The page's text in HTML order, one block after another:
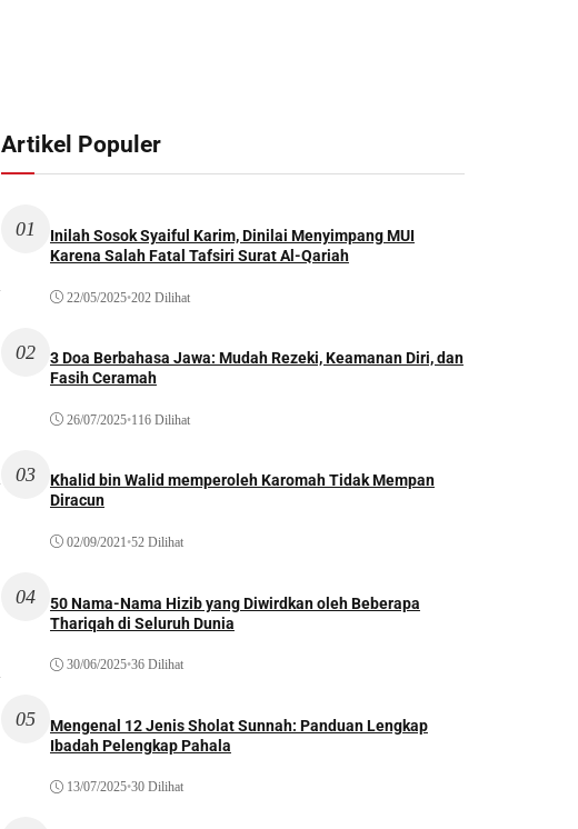
Artikel Populer
01
Inilah Sosok Syaiful Karim, Dinilai Menyimpang MUI
Karena Salah Fatal Tafsiri Surat Al-Qariah
22/05/2025•202 Dilihat
02
3 Doa Berbahasa Jawa: Mudah Rezeki, Keamanan Diri, dan
Fasih Ceramah
26/07/2025•116 Dilihat
03
Khalid bin Walid memperoleh Karomah Tidak Mempan
Diracun
02/09/2021•52 Dilihat
04
50 Nama-Nama Hizib yang Diwirdkan oleh Beberapa
Thariqah di Seluruh Dunia
30/06/2025•36 Dilihat
05
Mengenal 12 Jenis Sholat Sunnah: Panduan Lengkap
Ibadah Pelengkap Pahala
13/07/2025•30 Dilihat